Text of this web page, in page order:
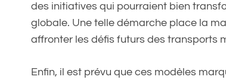
des initiatives qui pourraient bien
globale. Une telle démarche place la
affronter les défis futurs des transports
Enfin, il est prévu que ces modèles